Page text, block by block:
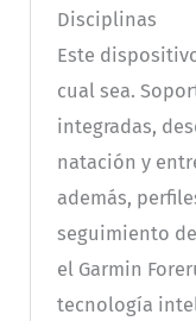
Disciplinas
Este
cual sea.
integradas,
natación y
además,
seguimiento
el Garmin
tecnología